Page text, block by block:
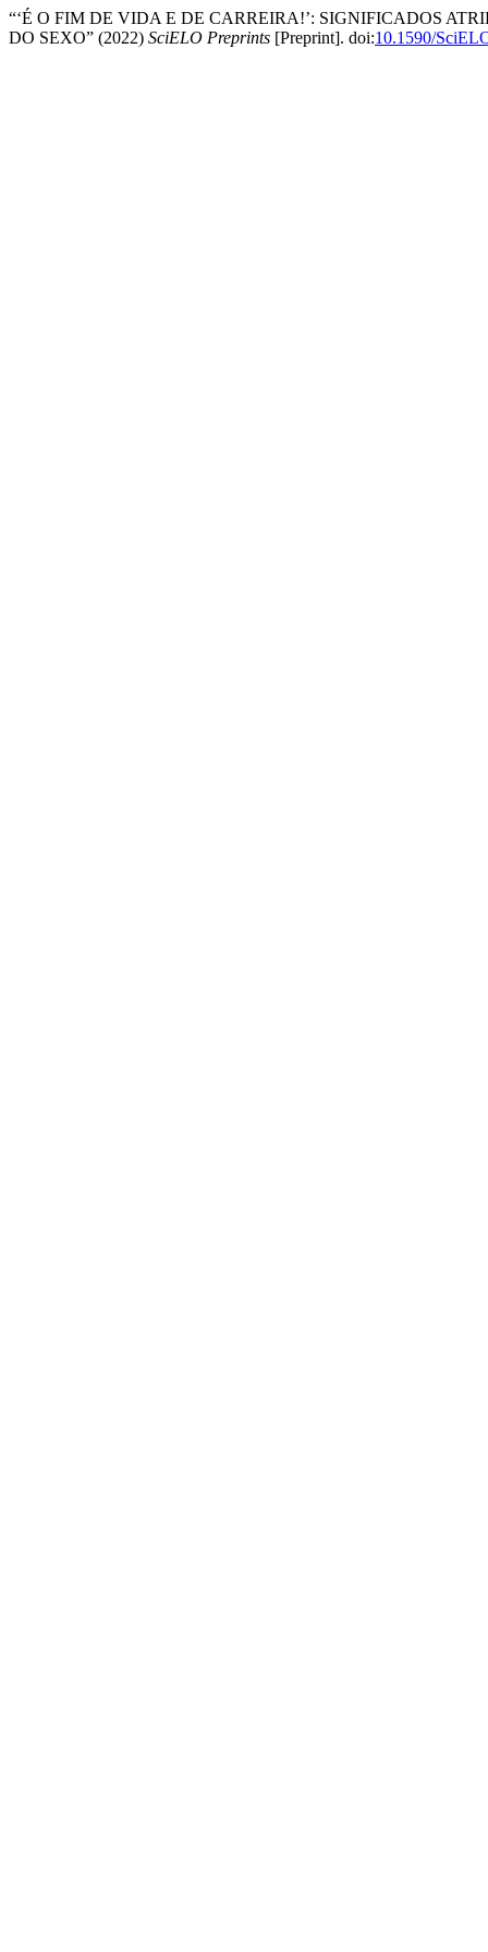
“‘É O FIM DE VIDA E DE CARREIRA!’: SIGNIFICADOS
DO SEXO” (2022) SciELO Preprints [Preprint]. doi:10.1590/